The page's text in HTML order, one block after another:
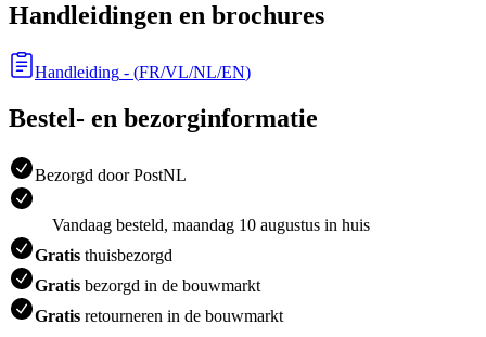
Handleidingen en brochures
Handleiding - (FR/VL/NL/EN)
Bestel- en bezorginformatie
Bezorgd door PostNL
Vandaag besteld, maandag 10 augustus in huis
Gratis thuisbezorgd
Gratis bezorgd in de bouwmarkt
Gratis retourneren in de bouwmarkt